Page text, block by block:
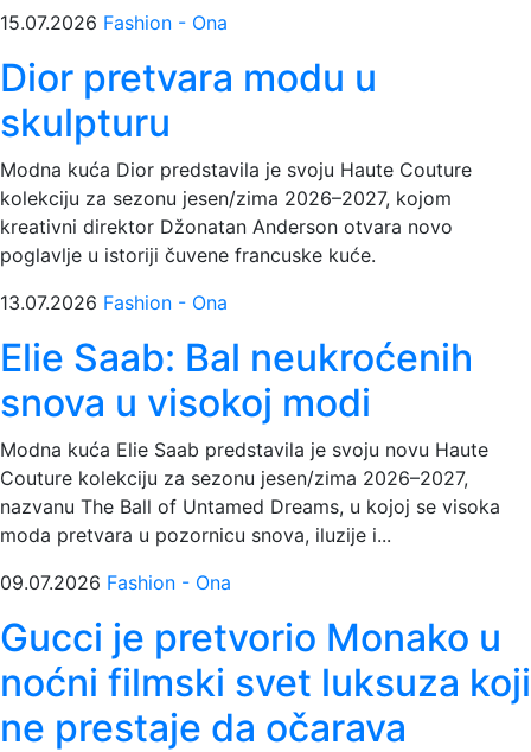
15.07.2026 Fashion - Ona
Dior pretvara modu u
skulpturu
Modna kuća Dior predstavila je svoju Haute Couture
kolekciju za sezonu jesen/zima 2026–2027, kojom
kreativni direktor Džonatan Anderson otvara novo
poglavlje u istoriji čuvene francuske kuće.
13.07.2026 Fashion - Ona
Elie Saab: Bal neukroćenih
snova u visokoj modi
Modna kuća Elie Saab predstavila je svoju novu Haute
Couture kolekciju za sezonu jesen/zima 2026–2027,
nazvanu The Ball of Untamed Dreams, u kojoj se visoka
moda pretvara u pozornicu snova, iluzije i...
09.07.2026 Fashion - Ona
Gucci je pretvorio Monako u
noćni filmski svet luksuza koji
ne prestaje da očarava